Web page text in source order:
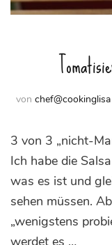
von chef@cookinglisa
3 von 3 „nicht-
Ich habe die
was es ist und
sehen müssen.
„wenigstens